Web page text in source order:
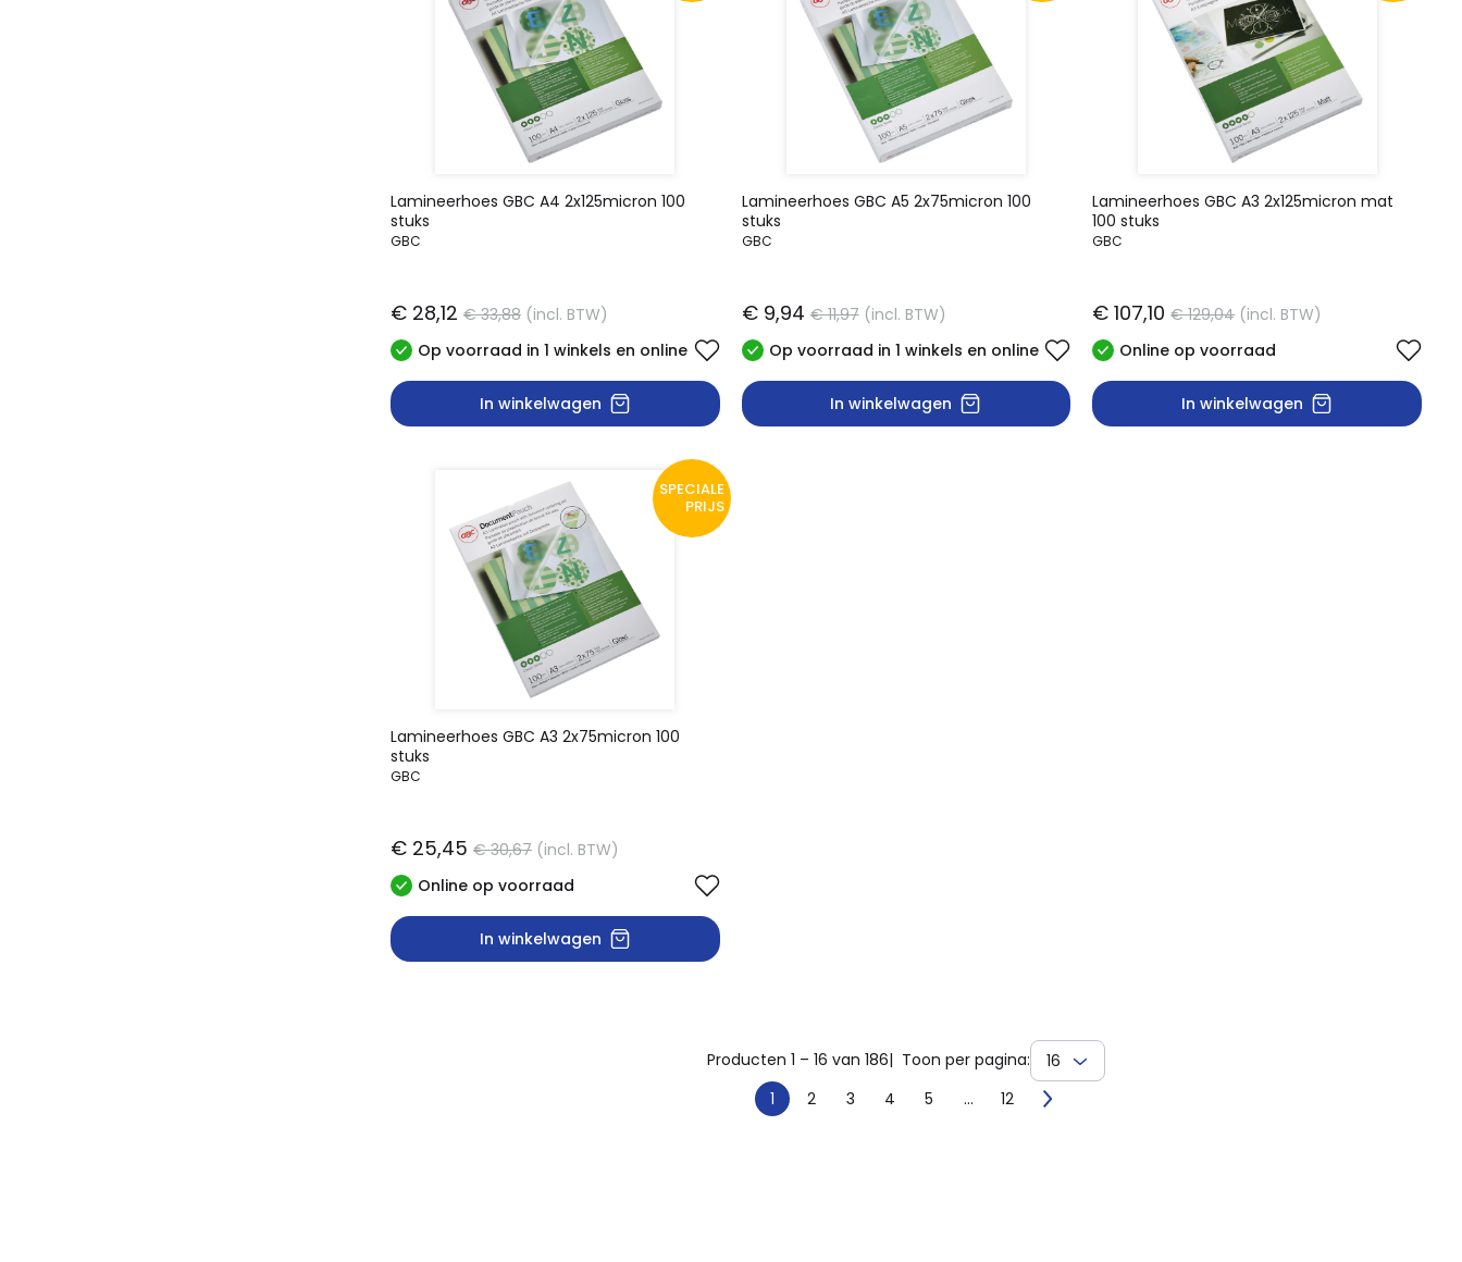
Lamineerhoes GBC A4 2x125micron 100
stuks
GBC
€ 28,12 € 33,88 (incl. BTW)
Op voorraad in 1 winkels en online
In winkelwagen
Lamineerhoes GBC A5 2x75micron 100
stuks
GBC
€ 9,94€ 11,97 (incl. BTW)
Op voorraad in 1 winkels en online
In winkelwagen
Lamineerhoes GBC A3 2x125micron mat
100 stuks
GBC
€ 107,10€ 129,04 (incl. BTW)
Online op voorraad
In winkelwagen
SPECIALE
PRIJS
Lamineerhoes GBC A3 2x75micron 100
stuks
GBC
€ 25,45 € 30,67 (incl. BTW)
Online op voorraad
In winkelwagen
Producten 1 – 16 van 186| Toon per pagina:
16
1
2 3 4 5 ... 12